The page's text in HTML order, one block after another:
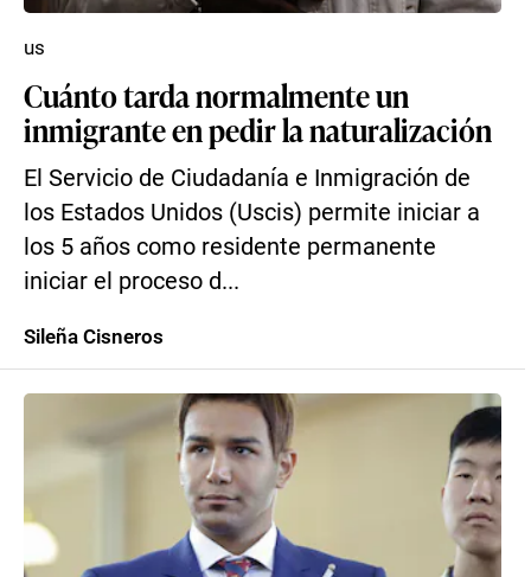
Cuánto tarda normalmente un
inmigrante en pedir la naturalización
El Servicio de Ciudadanía e Inmigración de
los Estados Unidos (Uscis) permite iniciar a
los 5 años como residente permanente
iniciar el proceso d...
us
Sileña Cisneros